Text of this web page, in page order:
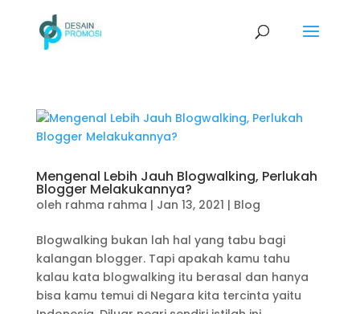
Mengenal Lebih Jauh Blogwalking, Perlukah
Blogger Melakukannya?
oleh rahma rahma | Jan 13, 2021 | Blog
Blogwalking bukan lah hal yang tabu bagi
kalangan blogger. Tapi apakah kamu tahu
kalau kata blogwalking itu berasal dan hanya
bisa kamu temui di Negara kita tercinta yaitu